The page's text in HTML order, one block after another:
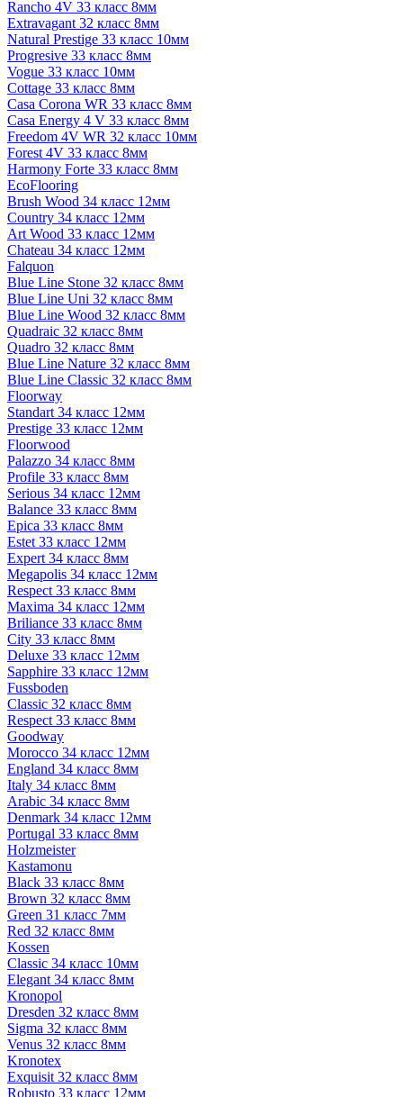
Rancho 4V 33 класс 8мм
Extravagant 32 класс 8мм
Natural Prestige 33 класс 10мм
Progresive 33 класс 8мм
Vogue 33 класс 10мм
Cottage 33 класс 8мм
Casa Corona WR 33 класс 8мм
Casa Energy 4 V 33 класс 8мм
Freedom 4V WR 32 класс 10мм
Forest 4V 33 класс 8мм
Harmony Forte 33 класс 8мм
EcoFlooring
Brush Wood 34 класс 12мм
Country 34 класс 12мм
Art Wood 33 класс 12мм
Chateau 34 класс 12мм
Falquon
Blue Line Stone 32 класс 8мм
Blue Line Uni 32 класс 8мм
Blue Line Wood 32 класс 8мм
Quadraic 32 класс 8мм
Quadro 32 класс 8мм
Blue Line Nature 32 класс 8мм
Blue Line Classic 32 класс 8мм
Floorway
Standart 34 класс 12мм
Prestige 33 класс 12мм
Floorwood
Palazzo 34 класс 8мм
Profile 33 класс 8мм
Serious 34 класс 12мм
Balance 33 класс 8мм
Epica 33 класс 8мм
Estet 33 класс 12мм
Expert 34 класс 8мм
Megapolis 34 класс 12мм
Respect 33 класс 8мм
Maxima 34 класс 12мм
Briliance 33 класс 8мм
City 33 класс 8мм
Deluxe 33 класс 12мм
Sapphire 33 класс 12мм
Fussboden
Classic 32 класс 8мм
Respect 33 класс 8мм
Goodway
Morocco 34 класс 12мм
England 34 класс 8мм
Italy 34 класс 8мм
Arabic 34 класс 8мм
Denmark 34 класс 12мм
Portugal 33 класс 8мм
Holzmeister
Kastamonu
Black 33 класс 8мм
Brown 32 класс 8мм
Green 31 класс 7мм
Red 32 класс 8мм
Kossen
Classic 34 класс 10мм
Elegant 34 класс 8мм
Kronopol
Dresden 32 класс 8мм
Sigma 32 класс 8мм
Venus 32 класс 8мм
Kronotex
Exquisit 32 класс 8мм
Robusto 33 класс 12мм